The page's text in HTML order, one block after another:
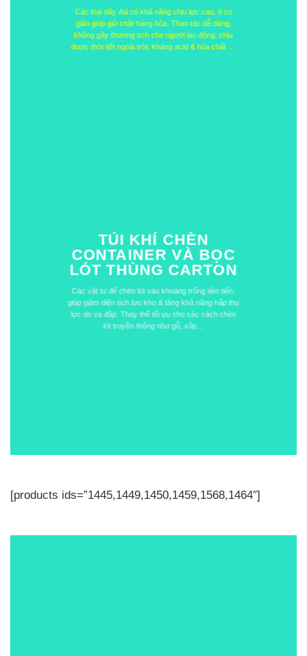
Các loại dây đai có khả năng chịu lực cao, ít co
giãn giúp giữ chặt hàng hóa. Thao tác dễ dàng,
không gây thương tích cho người lao động, chịu
được thời tiết ngoài trời, kháng acid & hóa chất …
TÚI KHÍ CHÈN
CONTAINER VÀ BỌC
LÓT THÙNG CARTON
Các vật tư để chèn lót vào khoảng trống tiên tiến,
giúp giảm diện tích lưu kho & tăng khả năng hấp thụ
lực do va đập. Thay thế tối ưu cho các cách chèn
lót truyền thống như gỗ, xốp…
[products ids=”1445,1449,1450,1459,1568,1464″]